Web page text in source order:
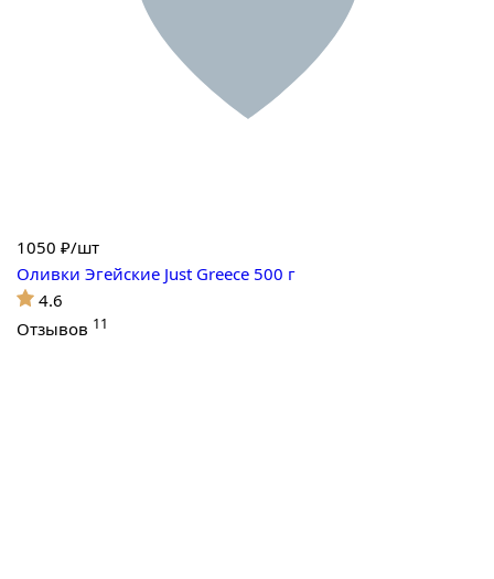
1050 ₽/шт
Оливки Эгейские Just Greece 500 г
4.6
Отзывов 11